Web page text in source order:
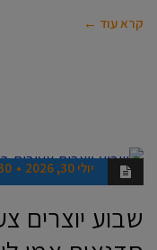
קרא עוד ←
תרבות ו
בידור
יולי 30, 2026
שבוע יוצרים